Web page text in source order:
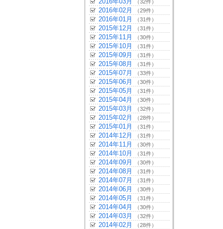
（32件）
2016年02月 （29件）
2016年01月 （31件）
2015年12月 （31件）
2015年11月 （30件）
2015年10月 （31件）
2015年09月 （31件）
2015年08月 （31件）
2015年07月 （33件）
2015年06月 （30件）
2015年05月 （31件）
2015年04月 （30件）
2015年03月 （32件）
2015年02月 （28件）
2015年01月 （31件）
2014年12月 （31件）
2014年11月 （30件）
2014年10月 （31件）
2014年09月 （30件）
2014年08月 （31件）
2014年07月 （31件）
2014年06月 （30件）
2014年05月 （31件）
2014年04月 （30件）
2014年03月 （32件）
2014年02月 （28件）